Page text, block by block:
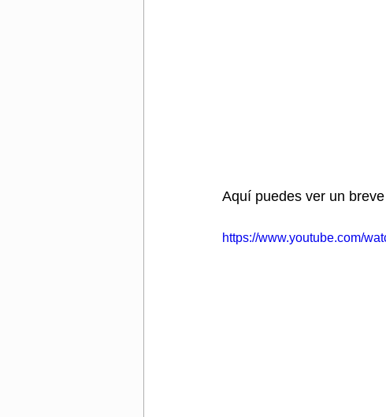
Aquí puedes ver un
https://www.youtube.com/